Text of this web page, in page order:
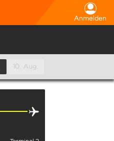
Anmelden
10. Aug.